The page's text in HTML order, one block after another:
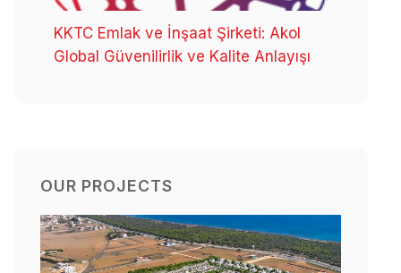
KKTC Emlak ve İnşaat Şirketi: Akol
Global Güvenilirlik ve Kalite Anlayışı
OUR PROJECTS